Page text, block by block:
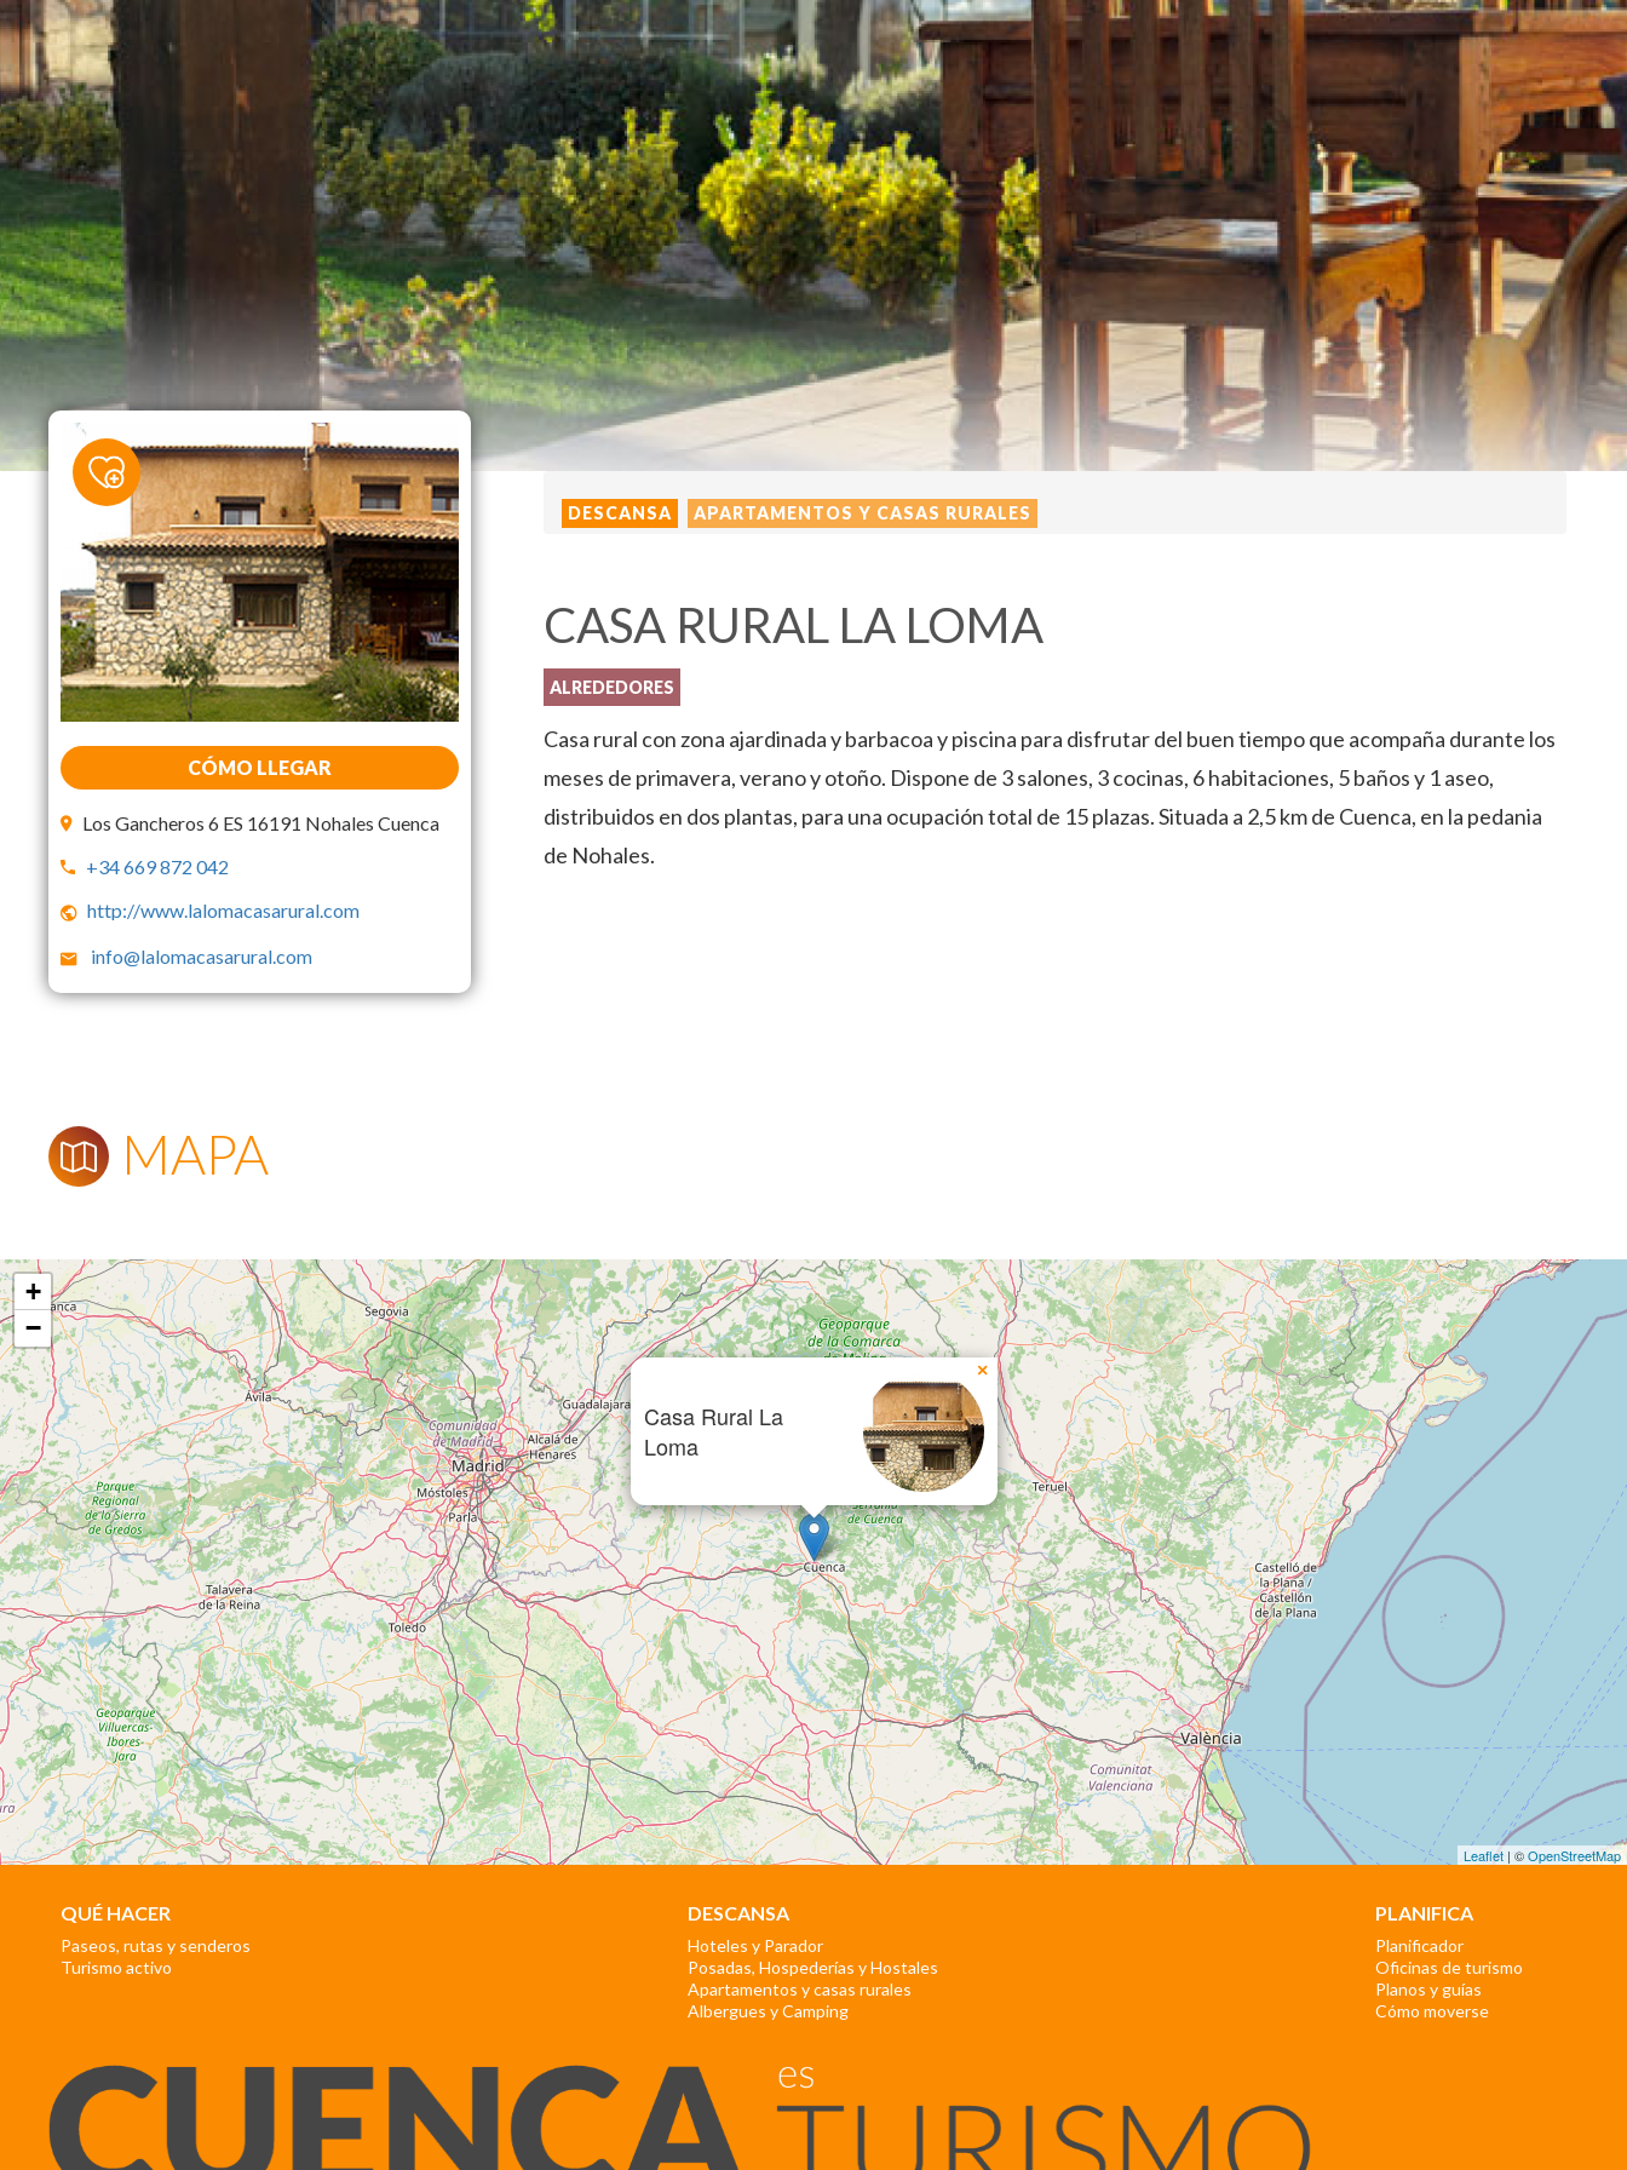
CÓMO LLEGAR
Los Gancheros 6 ES 16191 Nohales Cuenca
+34 669 872 042
http://www.lalomacasarural.com
info@lalomacasarural.com
DESCANSA APARTAMENTOS Y CASAS RURALES
CASA RURAL LA LOMA
ALREDEDORES
Casa rural con zona ajardinada y barbacoa y piscina para disfrutar del buen tiempo que acompaña durante los
meses de primavera, verano y otoño. Dispone de 3 salones, 3 cocinas, 6 habitaciones, 5 baños y 1 aseo,
distribuidos en dos plantas, para una ocupación total de 15 plazas. Situada a 2,5 km de Cuenca, en la pedania
de Nohales.
MAPA
Casa Rural La
Loma
×
+
−
Leaflet | ©OpenStreetMap
QUÉ HACER
Paseos, rutas y senderos
Turismo activo
DESCANSA
Hoteles y Parador
Posadas, Hospederías y Hostales
Apartamentos y casas rurales
Albergues y Camping
PLANIFICA
Planificador
Oficinas de turismo
Planos y guías
Cómo moverse